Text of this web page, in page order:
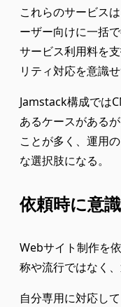
これらのサービス
ーザー向けに一括
サービス利用料を
リティ対応を意識
Jamstack構成では
あるケースがある
ことが多く、運用
な選択肢になる。
依頼時に意
Webサイト制作を
称や流行ではなく、
自分専用に対応し